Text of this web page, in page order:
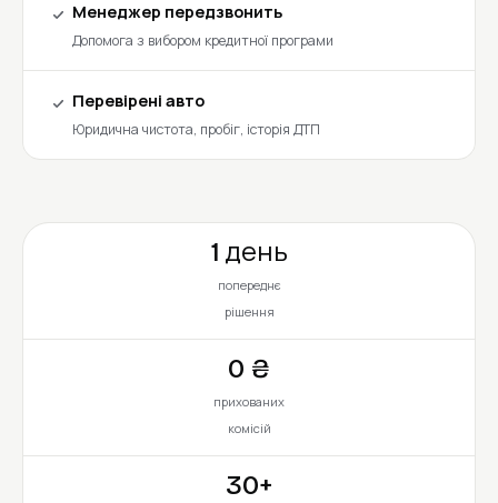
Менеджер передзвонить
Допомога з вибором кредитної програми
Перевірені авто
Юридична чистота, пробіг, історія ДТП
1 день
попереднє
рішення
0 ₴
прихованих
комісій
30+